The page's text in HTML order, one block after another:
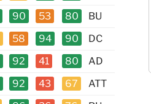
90 53 80
BU
58 94 90
DC
92 41 80
AD
92 43 67
ATT